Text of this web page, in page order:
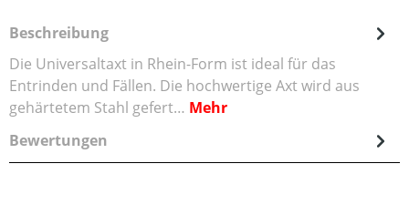
Beschreibung
Die Universaltaxt in Rhein-Form ist ideal für das
Entrinden und Fällen. Die hochwertige Axt wird aus
gehärtetem Stahl gefert… Mehr
Bewertungen